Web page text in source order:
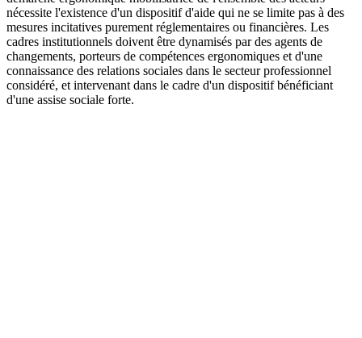
nécessite l'existence d'un dispositif d'aide qui ne se limite pas à des
mesures incitatives purement réglementaires ou financières. Les
cadres institutionnels doivent être dynamisés par des agents de
changements, porteurs de compétences ergonomiques et d'une
connaissance des relations sociales dans le secteur professionnel
considéré, et intervenant dans le cadre d'un dispositif bénéficiant
d'une assise sociale forte.